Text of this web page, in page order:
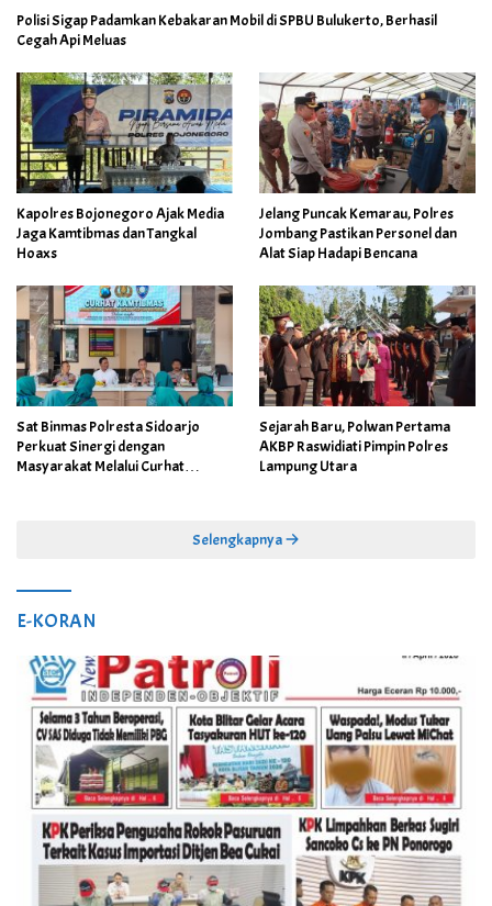
Polisi Sigap Padamkan Kebakaran Mobil di SPBU Bulukerto, Berhasil
Cegah Api Meluas
Kapolres Bojonegoro Ajak Media
Jaga Kamtibmas dan Tangkal
Hoaxs
Jelang Puncak Kemarau, Polres
Jombang Pastikan Personel dan
Alat Siap Hadapi Bencana
Sat Binmas Polresta Sidoarjo
Perkuat Sinergi dengan
Masyarakat Melalui Curhat
Sejarah Baru, Polwan Pertama
AKBP Raswidiati Pimpin Polres
Lampung Utara
Selengkapnya
E-KORAN